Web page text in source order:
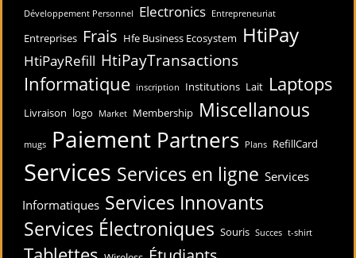
Développement Personnel Electronics Entrepreneuriat
Entreprises Frais Hfe Business Ecosystem HtiPay
HtiPayRefill HtiPayTransactions
Informatique inscription Institutions Lait Laptops
Livraison logo Market Membership Miscellanous
mugs Paiement Partners Plans RefillCard
Services Services en ligne Services
Informatiques Services Innovants
Services Électroniques Souris Succes t-shirt